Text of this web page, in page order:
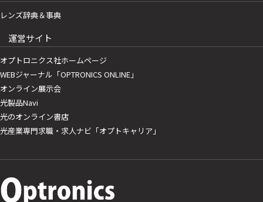
レンズ辞典＆事典
運営サイト
オプトロニクス社ホームページ
WEBジャーナル「OPTRONICS ONLINE」
オンライン展示会
光製品Navi
光のオンライン書店
光産業専門求職・求人ナビ「オプトキャリア」